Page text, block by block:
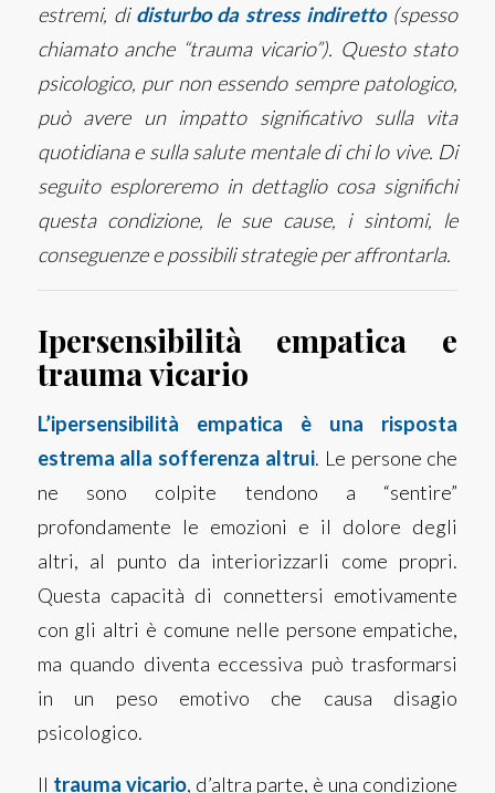
estremi, di disturbo da stress indiretto(spesso
chiamato anche “trauma vicario”). Questo stato
psicologico, pur non essendo sempre patologico,
può avere un impatto significativo sulla vita
quotidiana e sulla salute mentale di chi lo vive. Di
seguito esploreremo in dettaglio cosa significhi
questa condizione, le sue cause, i sintomi, le
conseguenze e possibili strategie per affrontarla.
Ipersensibilità empatica e
trauma vicario
L’ipersensibilità empatica è una risposta
estrema alla sofferenza altrui. Le persone che
ne sono colpite tendono a “sentire”
profondamente le emozioni e il dolore degli
altri, al punto da interiorizzarli come propri.
Questa capacità di connettersi emotivamente
con gli altri è comune nelle persone empatiche,
ma quando diventa eccessiva può trasformarsi
in un peso emotivo che causa disagio
psicologico.
Il trauma vicario, d’altra parte, è una condizione